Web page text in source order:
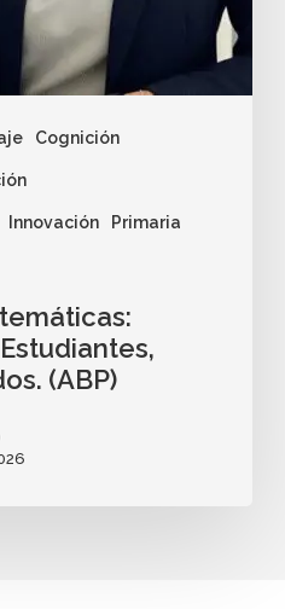
Cognición
Innovación Primaria
(ABP)